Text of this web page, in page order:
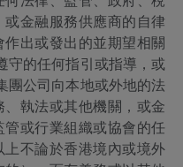
金融服務供應商的自律
出或發出的並期望相關
守的任何指引或指導，或
團公司向本地或外地的法
執法或其他機關，或金
或行業組織或協會的任
不論於香港境內或境外